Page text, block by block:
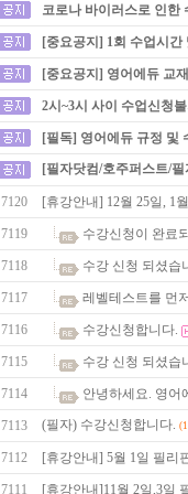
코로나 바이러스로 인한
[중요공지] 1회 수업시
[중요공지] 영어에듀 교
2시~3시 사이 수업신청
[필독] 영어에듀 규정 및
[필자닷컴/호주퍼스트/
7120 [휴강안내] 12월 25일, 1
7119 수강신청이 완료
7118 수강 신청 되셨습
7117 레벨테스트를 먼
7116 수강신청합니다.
7115 수강 신청 되셨습
7114 안녕하세요. 영어
7113 (필자) 수강신청합니다.
7112 [휴강안내] 5월 1일 필리
7111 [휴강안내]11월 2일,3일